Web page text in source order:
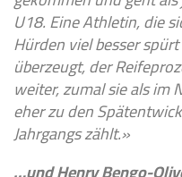
U18. Eine Athletin, die
Hürden viel besser
überzeugt, der
weiter, zumal sie als im
eher zu den
Jahrgangs zählt.»